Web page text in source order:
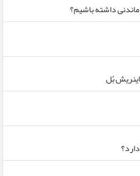
داشته باشیم؟
بُل